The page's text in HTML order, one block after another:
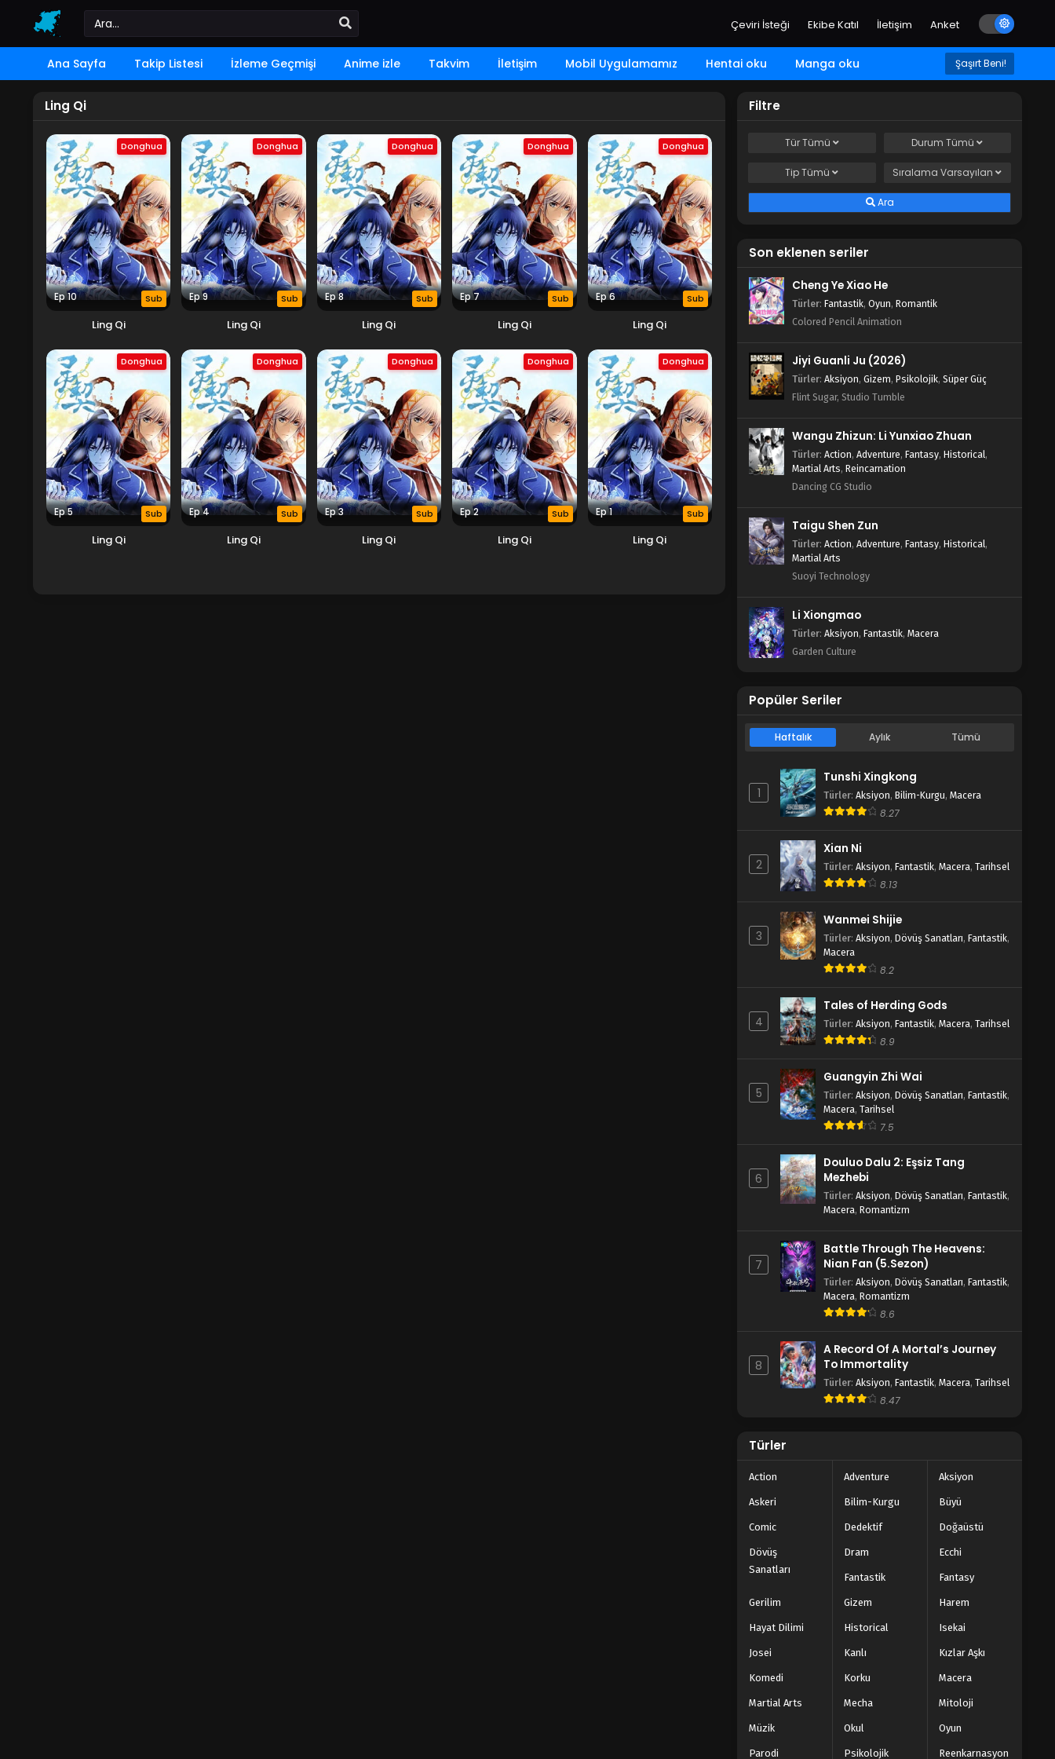
Çeviri İsteği Ekibe Katıl İletişim Anket
Ana Sayfa Takip Listesi İzleme Geçmişi Anime izle Takvim İletişim Mobil Uygulamamız Hentai oku Manga oku Şaşırt Beni!
Ling Qi
Donghua
Ep 10 Sub
Ling Qi
Donghua
Ep 9 Sub
Ling Qi
Donghua
Ep 8 Sub
Ling Qi
Donghua
Ep 7 Sub
Ling Qi
Donghua
Ep 6 Sub
Ling Qi
Donghua
Ep 5 Sub
Ling Qi
Donghua
Ep 4 Sub
Ling Qi
Donghua
Ep 3 Sub
Ling Qi
Donghua
Ep 2 Sub
Ling Qi
Donghua
Ep 1 Sub
Ling Qi
Filtre
TürTümü DurumTümü
TipTümü SıralamaVarsayılan
Ara
Son eklenen seriler
Cheng Ye Xiao He
Türler: Fantastik, Oyun, Romantik
Colored Pencil Animation
Jiyi Guanli Ju (2026)
Türler: Aksiyon, Gizem, Psikolojik, Süper Güç
Flint Sugar, Studio Tumble
Wangu Zhizun: Li Yunxiao Zhuan
Türler: Action, Adventure, Fantasy, Historical,
Martial Arts, Reincarnation
Dancing CG Studio
Taigu Shen Zun
Türler: Action, Adventure, Fantasy, Historical,
Martial Arts
Suoyi Technology
Li Xiongmao
Türler: Aksiyon, Fantastik, Macera
Garden Culture
Popüler Seriler
Haftalık Aylık Tümü
1
Tunshi Xingkong
Türler: Aksiyon, Bilim-Kurgu, Macera
8.27
2
Xian Ni
Türler: Aksiyon, Fantastik, Macera, Tarihsel
8.13
3
Wanmei Shijie
Türler: Aksiyon, Dövüş Sanatları, Fantastik,
Macera
8.2
4
Tales of Herding Gods
Türler: Aksiyon, Fantastik, Macera, Tarihsel
8.9
5
Guangyin Zhi Wai
Türler: Aksiyon, Dövüş Sanatları, Fantastik,
Macera, Tarihsel
7.5
6
Douluo Dalu 2: Eşsiz Tang
Mezhebi
Türler: Aksiyon, Dövüş Sanatları, Fantastik,
Macera, Romantizm
7
Battle Through The Heavens:
Nian Fan (5.Sezon)
Türler: Aksiyon, Dövüş Sanatları, Fantastik,
Macera, Romantizm
8.6
8
A Record Of A Mortal’s Journey
To Immortality
Türler: Aksiyon, Fantastik, Macera, Tarihsel
8.47
Türler
Action Adventure Aksiyon
Askeri Bilim-Kurgu Büyü
Comic Dedektif Doğaüstü
Dövüş
Sanatları
Dram Ecchi
Fantastik Fantasy
Gerilim Gizem Harem
Hayat Dilimi Historical Isekai
Josei Kanlı Kızlar Aşkı
Komedi Korku Macera
Martial Arts Mecha Mitoloji
Müzik Okul Oyun
Parodi Psikolojik Reenkarnasyon